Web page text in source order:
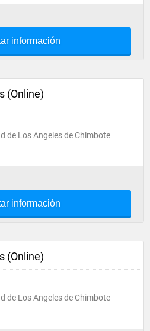
información
(Online)
de Los Angeles de Chimbote
información
(Online)
de Los Angeles de Chimbote